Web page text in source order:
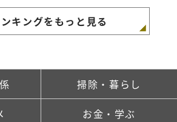
キングをもっと見る
掃除・暮らし
お金・学ぶ